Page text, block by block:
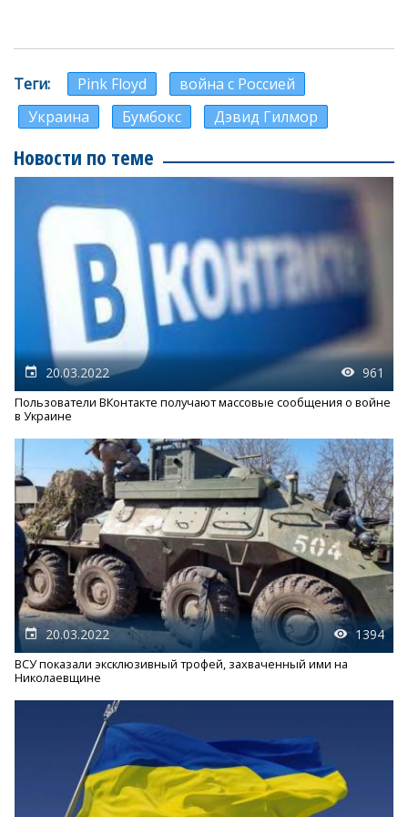
Теги Pink Floyd
война с Россией
Украина
Бумбокс Дэвид Гилмор
Новости по теме
20.03.2022 961
Пользователи ВКонтакте получают массовые сообщения о войне
в Украине
20.03.2022 1394
ВСУ показали эксклюзивный трофей, захваченный ими на
Николаевщине